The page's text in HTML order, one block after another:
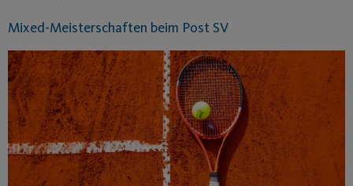
Mixed-Meisterschaften beim Post SV